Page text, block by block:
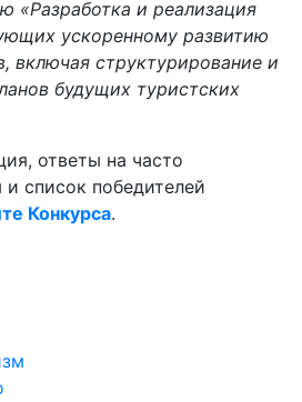
«Разработка и реализация
ускоренному развитию
включая структурирование и
будущих туристских
ответы на часто
список победителей
Конкурса.